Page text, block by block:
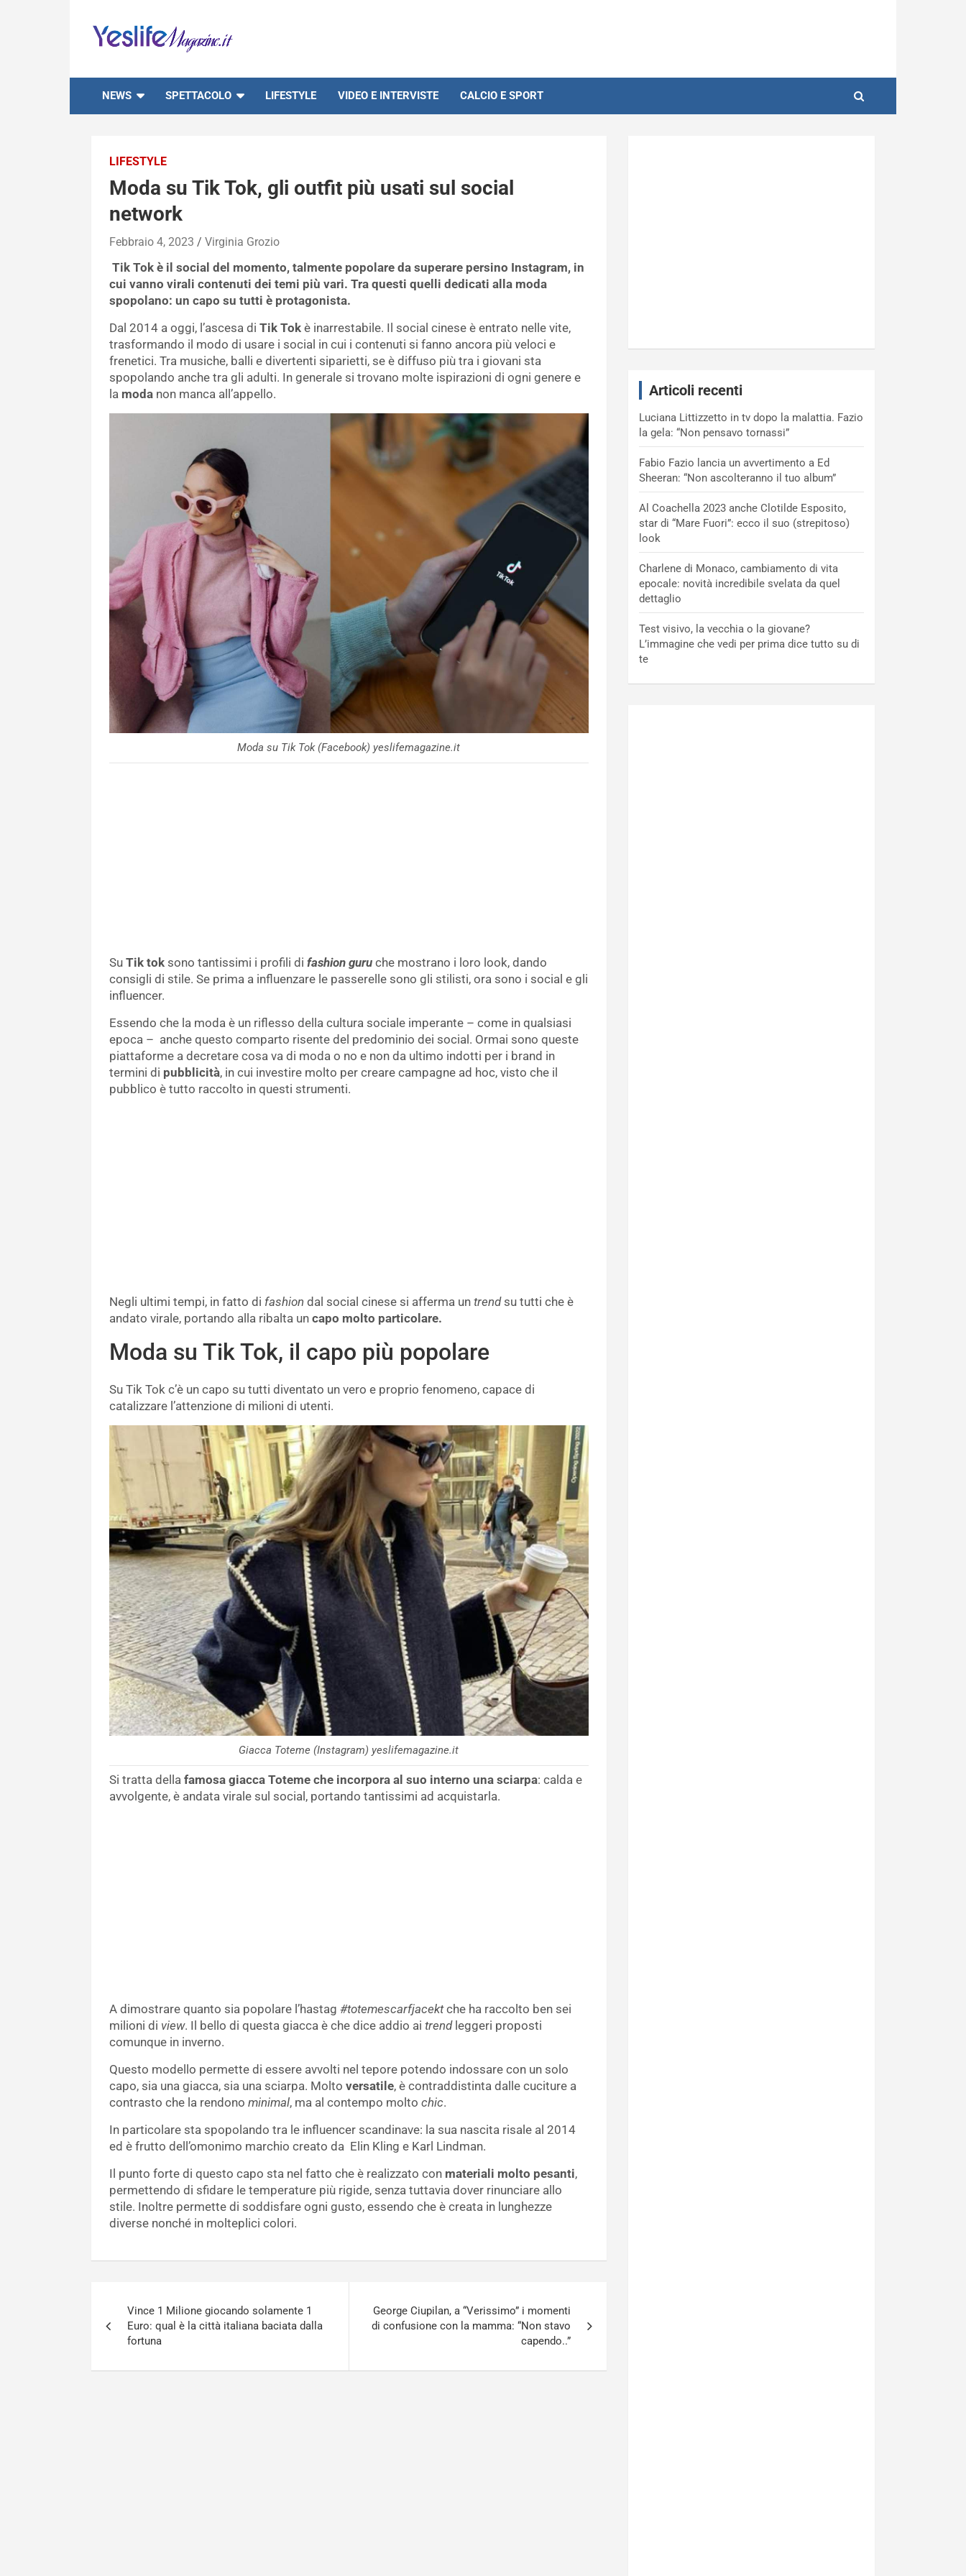
content
NEWS SPETTACOLO LIFESTYLE VIDEO E INTERVISTE CALCIO E SPORT
LIFESTYLE
Moda su Tik Tok, gli outfit più usati sul social
network
Febbraio 4, 2023 Virginia Grozio
Tik Tok è il social del momento, talmente popolare da superare persino Instagram, in
cui vanno virali contenuti dei temi più vari. Tra questi quelli dedicati alla moda
spopolano: un capo su tutti è protagonista.
Dal 2014 a oggi, l’ascesa di Tik Tok è inarrestabile. Il social cinese è entrato nelle vite,
trasformando il modo di usare i social in cui i contenuti si fanno ancora più veloci e
frenetici. Tra musiche, balli e divertenti siparietti, se è diffuso più tra i giovani sta
spopolando anche tra gli adulti. In generale si trovano molte ispirazioni di ogni genere e
la moda non manca all’appello.
Moda su Tik Tok (Facebook) yeslifemagazine.it
Su Tik tok sono tantissimi i profili di fashion guru che mostrano i loro look, dando
consigli di stile. Se prima a influenzare le passerelle sono gli stilisti, ora sono i social e gli
influencer.
Essendo che la moda è un riflesso della cultura sociale imperante – come in qualsiasi
epoca – anche questo comparto risente del predominio dei social. Ormai sono queste
piattaforme a decretare cosa va di moda o no e non da ultimo indotti per i brand in
termini di pubblicità, in cui investire molto per creare campagne ad hoc, visto che il
pubblico è tutto raccolto in questi strumenti.
Negli ultimi tempi, in fatto di fashion dal social cinese si afferma un trendsu tutti che è
andato virale, portando alla ribalta un capo molto particolare.
Moda su Tik Tok, il capo più popolare
Su Tik Tok c’è un capo su tutti diventato un vero e proprio fenomeno, capace di
catalizzare l’attenzione di milioni di utenti.
Giacca Toteme (Instagram) yeslifemagazine.it
Si tratta della famosa giacca Toteme che incorpora al suo interno una sciarpa: calda e
avvolgente, è andata virale sul social, portando tantissimi ad acquistarla.
A dimostrare quanto sia popolare l’hastag #totemescarfjacektche ha raccolto ben sei
milioni di view. Il bello di questa giacca è che dice addio ai trendleggeri proposti
comunque in inverno.
Questo modello permette di essere avvolti nel tepore potendo indossare con un solo
capo, sia una giacca, sia una sciarpa. Molto versatile, è contraddistinta dalle cuciture a
contrasto che la rendono minimal, ma al contempo molto chic.
In particolare sta spopolando tra le influencer scandinave: la sua nascita risale al 2014
ed è frutto dell’omonimo marchio creato da Elin Kling e Karl Lindman.
Il punto forte di questo capo sta nel fatto che è realizzato con materiali molto pesanti,
permettendo di sfidare le temperature più rigide, senza tuttavia dover rinunciare allo
stile. Inoltre permette di soddisfare ogni gusto, essendo che è creata in lunghezze
diverse nonché in molteplici colori.
articoli
Vince 1 Milione giocando solamente 1
Euro: qual è la città italiana baciata dalla
fortuna
George Ciupilan, a “Verissimo” i momenti
di confusione con la mamma: “Non stavo
capendo..”
Articoli recenti
Luciana Littizzetto in tv dopo la malattia. Fazio
la gela: “Non pensavo tornassi”
Fabio Fazio lancia un avvertimento a Ed
Sheeran: “Non ascolteranno il tuo album”
Al Coachella 2023 anche Clotilde Esposito,
star di “Mare Fuori”: ecco il suo (strepitoso)
look
Charlene di Monaco, cambiamento di vita
epocale: novità incredibile svelata da quel
dettaglio
Test visivo, la vecchia o la giovane?
L’immagine che vedi per prima dice tutto su di
te